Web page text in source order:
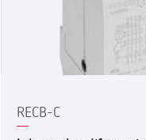
RECB-C